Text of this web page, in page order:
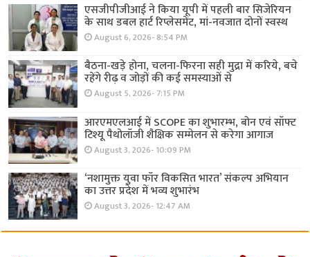
एसजीपीजीआई ने किया यूपी में पहली बार सिजेरियन
के साथ डबल हार्ट रिप्लेसमेंट, मां-नवजात दोनों स्वस्थ
August 6, 2026- 8:54 PM
बैठना-खड़े होना, चलना-फिरना सही मुद्रा में करिये, बचे
रहेंगे रीढ़ व जोड़ों की कई समस्याओं से
August 5, 2026- 7:15 PM
आरएमएलआई में SCOPE का शुभारम्भ, बोन एवं सॉफ्ट
टिश्यू पैथोलॉजी शैक्षिक सम्मेलन से करेगा आगाज
August 3, 2026- 10:09 PM
‘नशामुक्त युवा फॉर विकसित भारत’ संकल्प अभियान
का उत्तर प्रदेश में भव्य शुभारंभ
August 3, 2026- 12:47 AM